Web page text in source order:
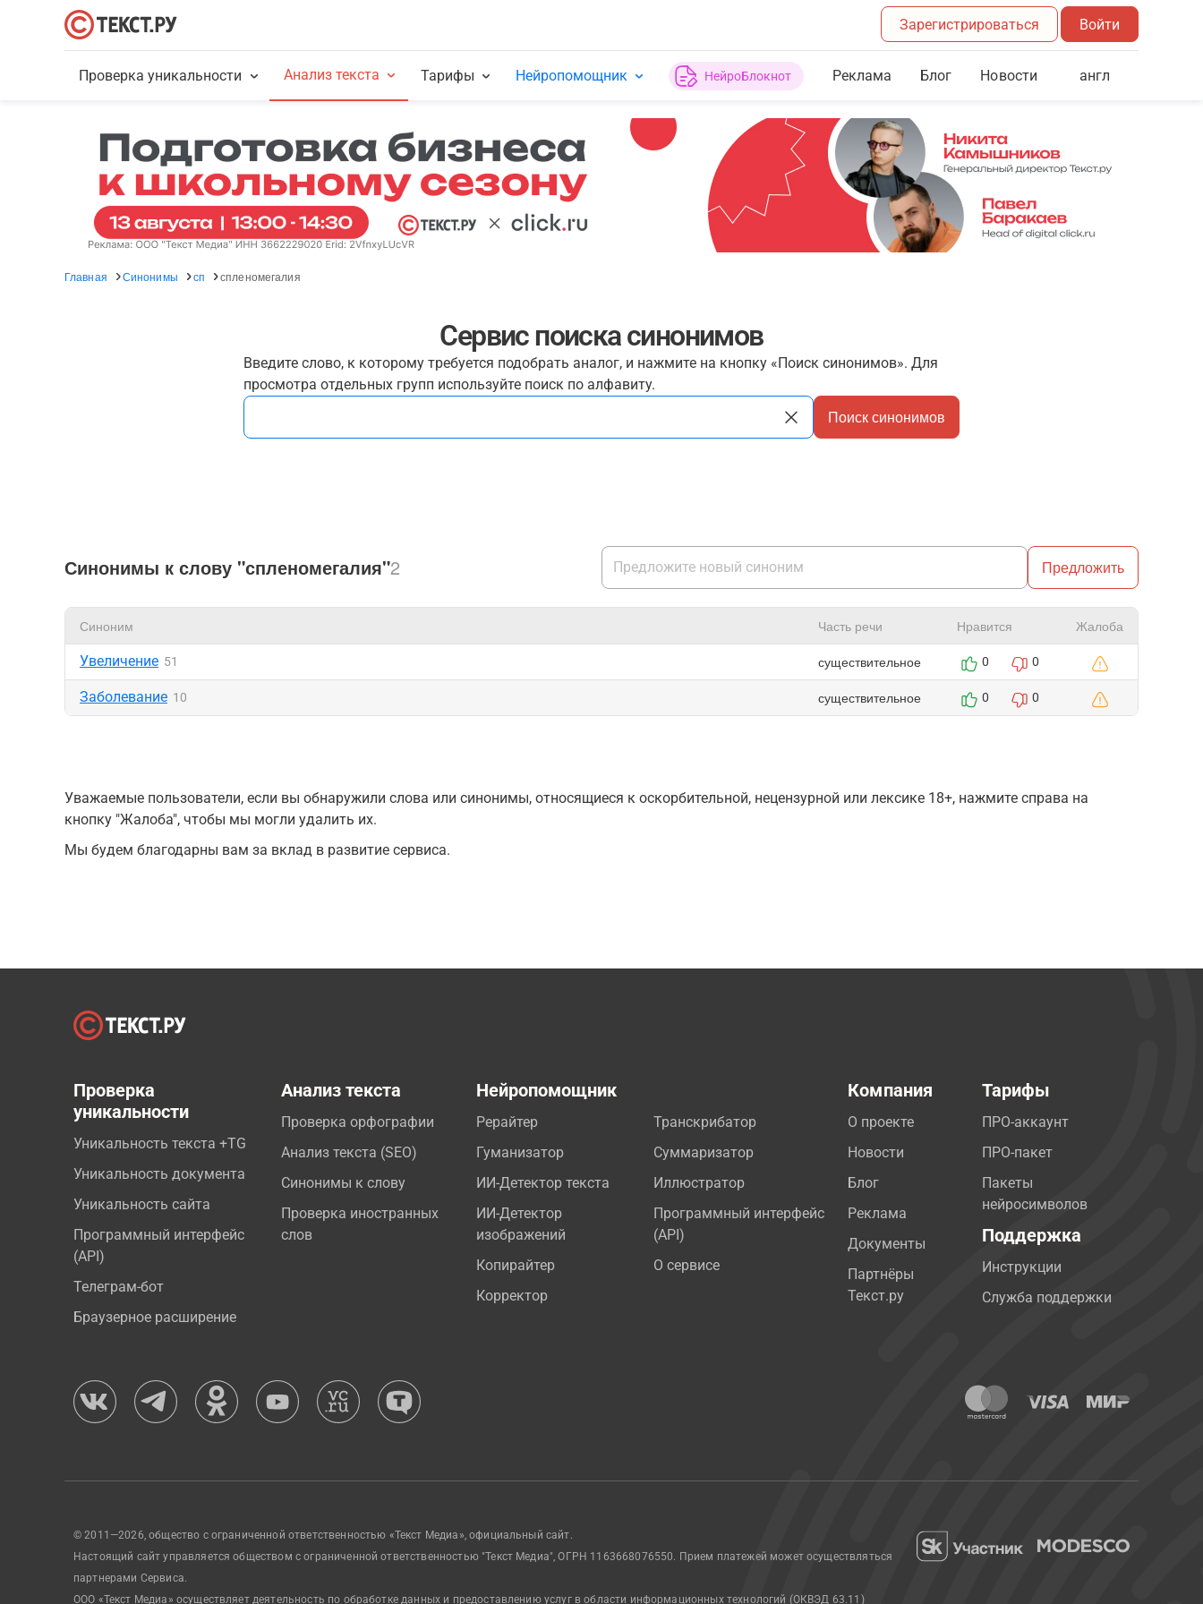
Зарегистрироваться Войти
Проверка уникальности Анализ текста Тарифы Нейропомощник НейроБлокнот Реклама Блог Новости англ
Главная Синонимы сп спленомегалия
Сервис поиска синонимов
Введите слово, к которому требуется подобрать аналог, и нажмите на кнопку «Поиск синонимов». Для
просмотра отдельных групп используйте поиск по алфавиту.
Поиск синонимов
Синонимы к слову "спленомегалия"2 Предложить
Синоним Часть речи Нравится Жалоба
Увеличение 51 существительное 0 0
Заболевание 10 существительное 0 0
Уважаемые пользователи, если вы обнаружили слова или синонимы, относящиеся к оскорбительной, нецензурной или лексике 18+, нажмите справа на
кнопку "Жалоба", чтобы мы могли удалить их.
Мы будем благодарны вам за вклад в развитие сервиса.
Проверка
уникальности
Уникальность текста +TG
Уникальность документа
Уникальность сайта
Программный интерфейс
(API)
Телеграм-бот
Браузерное расширение
Анализ текста
Проверка орфографии
Анализ текста (SEO)
Синонимы к слову
Проверка иностранных
слов
Нейропомощник
Рерайтер
Гуманизатор
ИИ-Детектор текста
ИИ-Детектор
изображений
Копирайтер
Корректор
Транскрибатор
Суммаризатор
Иллюстратор
Программный интерфейс
(API)
О сервисе
Компания
О проекте
Новости
Блог
Реклама
Документы
Партнёры
Текст.ру
Тарифы
ПРО-аккаунт
ПРО-пакет
Пакеты
нейросимволов
Поддержка
Инструкции
Служба поддержки
© 2011—2026, общество с ограниченной ответственностью «Текст Медиа», официальный сайт.
Настоящий сайт управляется обществом с ограниченной ответственностью "Текст Медиа", ОГРН 1163668076550. Прием платежей может осуществляться
партнерами Сервиса.
ООО «Текст Медиа» осуществляет деятельность по обработке данных и предоставлению услуг в области информационных технологий (ОКВЭД 63.11)